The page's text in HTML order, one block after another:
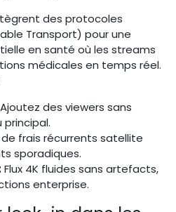
des protocoles
Transport) pour une
en santé où les streams
médicales en temps réel.
Ajoutez des viewers sans
principal.
de frais récurrents satellite
sporadiques.
Flux 4K fluides sans artefacts,
enterprise.